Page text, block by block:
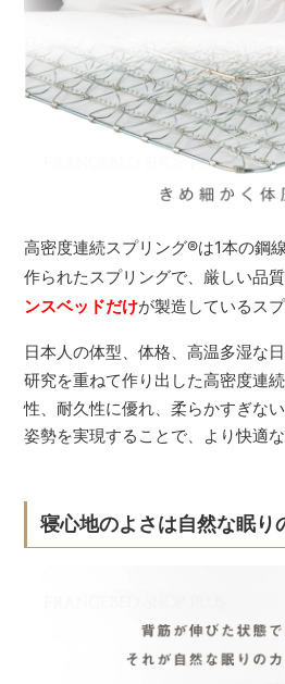
高密度連続スプリング®は1本の鋼
作られたスプリングで、厳しい品
ンスベッドだけが製造しているスプ
日本人の体型、体格、高温多湿な
研究を重ねて作り出した高密度連
性、耐久性に優れ、柔らかすぎな
姿勢を実現することで、より快適
寝心地のよさは自然な眠り